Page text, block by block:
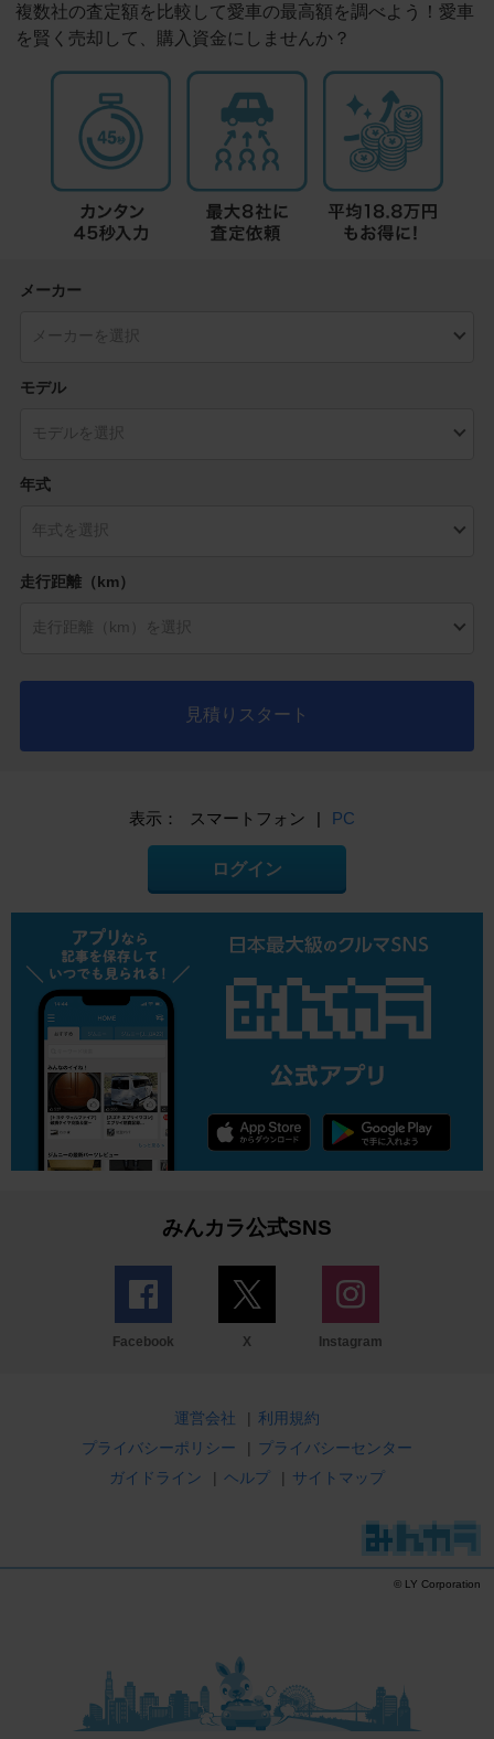
複数社の査定額を比較して愛車の最高額を調べよう！愛車
を賢く売却して、購入資金にしませんか？
メーカー
モデル
年式
走行距離（km）
見積りスタート
表示： スマートフォン | PC
ログイン
みんカラ公式SNS
Facebook X Instagram
運営会社 | 利用規約
プライバシーポリシー
| プライバシーセンター
ガイドライン
| ヘルプ | サイトマップ
© LY Corporation